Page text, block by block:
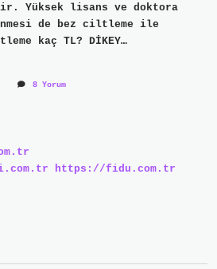
Yüksek lisans ve doktora
de bez ciltleme ile
kaç TL? DİKEY…
8 Yorum
https://fidu.com.tr